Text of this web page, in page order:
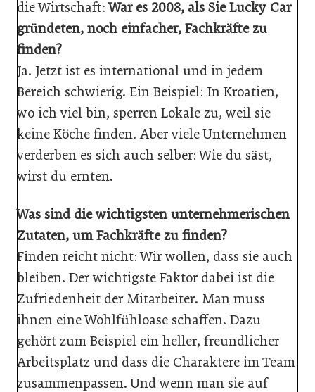
die Wirtschaft:War es 2008, als Sie Lucky Car
gründeten, noch einfacher, Fachkräfte zu
finden?
Ja. Jetzt ist es international und in jedem
Bereich schwierig. Ein Beispiel: In Kroatien,
wo ich viel bin, sperren Lokale zu, weil sie
keine Köche finden. Aber viele Unternehmen
verderben es sich auch selber: Wie du säst,
wirst du ernten.
Was sind die wichtigsten unternehmerischen
Zutaten, um Fachkräfte zu finden?
Finden reicht nicht: Wir wollen, dass sie auch
bleiben. Der wichtigste Faktor dabei ist die
Zufriedenheit der Mitarbeiter. Man muss
ihnen eine Wohlfühloase schaffen. Dazu
gehört zum Beispiel ein heller, freundlicher
Arbeitsplatz und dass die Charaktere im Team
zusammenpassen. Und wenn man sie auf